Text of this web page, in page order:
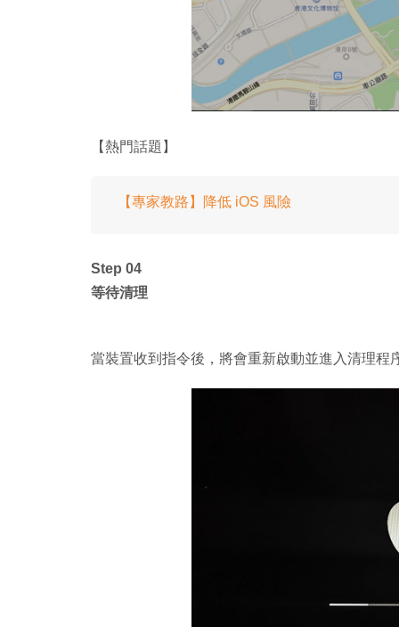
【熱門話題】
【專家教路】降低 iOS 風險
Step 04
等待清理
當裝置收到指令後，將會重新啟動並進入清理